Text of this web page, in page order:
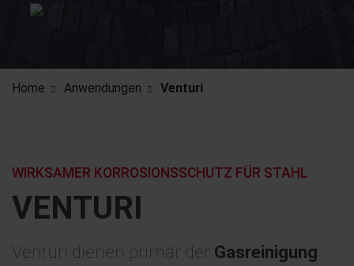
Home Anwendungen Venturi
VENTURI
WIRKSAMER KORROSIONSSCHUTZ FÜR STAHL
Venturi dienen primär der Gasreinigung